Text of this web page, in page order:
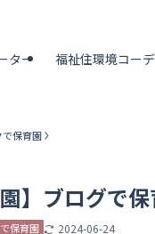
ター 福祉住環境コー
で保育園
】ブログで
保育園 2024-06-24